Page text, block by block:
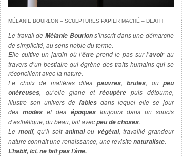
MÉLANIE BOURLON – SCULPTURES PAPIER MACHÉ – DEATH
Le travail de Mélanie Bourlons’inscrit dans une démarche
de simplicité, au sens noble du terme.
Elle cultive un jardin où l’être prend le pas sur l’avoirau
travers d’un bestiaire qui égrène des traits humains qui se
réconcilient avec la nature.
Le choix de matières dites pauvres, brutes, ou peu
onéreuses, qu’elle glane et récupère puis détourne,
illustre son univers de fables dans lequel elle se jour
desmodes et des époques toujours dans un soucis
d’esthétique, du beau, fait avecpeu de choses.
Le motif, qu’il soit animalou végétal, travaillé grandeur
nature connait une renaissance, une revisitenaturaliste.
L’habit, ici, ne fait pas l’âne.